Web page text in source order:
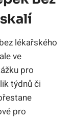
lékařského
ve
pro
týdnů či
pro